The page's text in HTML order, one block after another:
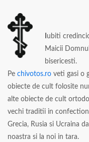
ubiti
Maicii
bisericesti.
Pe chivotos.ro veti gasi o
obiecte de cult folosite
alte obiecte de cult
vechi traditii in
Grecia, Rusia si Ucraina
noastra si la noi in tara.